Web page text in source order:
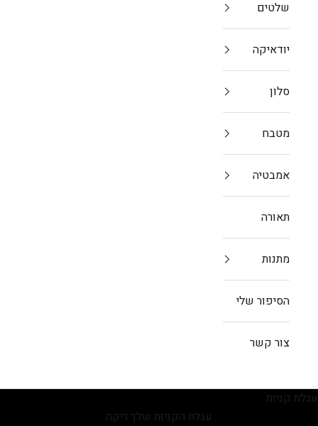
שלטים
יודאיקה
סלון
מטבח
אמבטיה
תאורה
מתנות
הסיפור שלי
צור קשר
עגלת קניות
עגלת הקניות שלך ריקה